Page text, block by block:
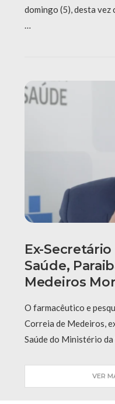
domingo (5), desta
…
Ex-
Saúde,
Medeiros
O farmacêutico e
Correia de Medeiros,
Saúde do Ministério
VER